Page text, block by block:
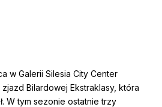
w Galerii Silesia City Center
Bilardowej Ekstraklasy, która
W tym sezonie ostatnie trzy